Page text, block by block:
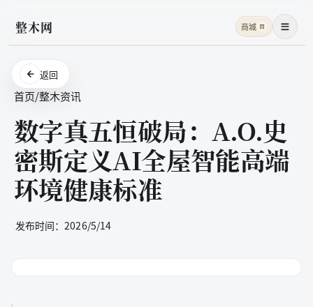
整木网 商城 商 菜单
返回
首页/整木资讯
数字真五恒破局：A.O.史
密斯定义AI全屋智能高端
环境健康标准
发布时间：2026/5/14